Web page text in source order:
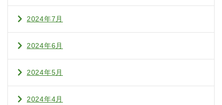
2024年7月
2024年6月
2024年5月
2024年4月